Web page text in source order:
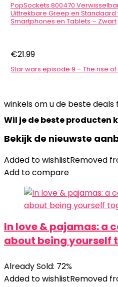
PopSockets 800470
Uittrekbare Greep en Standaard
Smartphones en Tablets – Zwart
€21.99
Star wars episode 9 – The rise
winkels om u de beste deals
Wil je de beste producten
Bekijk de nieuwste
Added to wishlistRemoved
Add to compare
In love & pajamas: a
about being yourself
Already Sold: 72%
Added to wishlistRemoved